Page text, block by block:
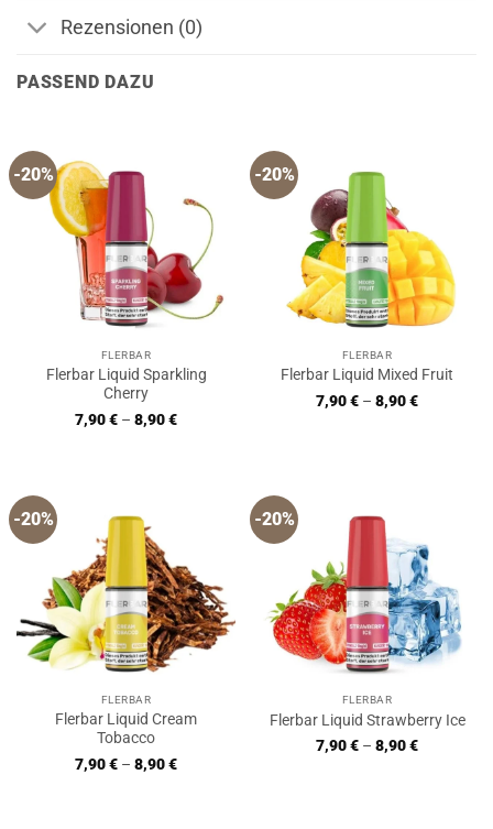
Rezensionen (0)
PASSEND DAZU
-20%
FLERBAR
Flerbar Liquid Sparkling
Cherry
7,90€ – 8,90€
-20%
FLERBAR
Flerbar Liquid Mixed Fruit
7,90€ – 8,90€
-20%
FLERBAR
Flerbar Liquid Cream
Tobacco
7,90€ – 8,90€
-20%
FLERBAR
Flerbar Liquid Strawberry Ice
7,90€ – 8,90€